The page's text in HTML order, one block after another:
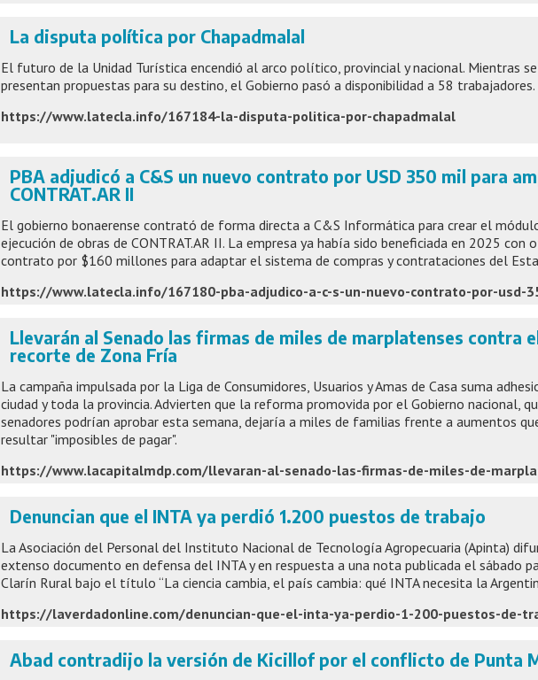
La disputa política por Chapadmalal
El futuro de la Unidad Turística encendió al arco político, provincial y nacional. Mientras se
presentan propuestas para su destino, el Gobierno pasó a disponibilidad a 58 trabajadores.
https://www.latecla.info/167184-la-disputa-politica-por-chapadmalal
PBA adjudicó a C&S un nuevo contrato por USD 350 mil para
CONTRAT.AR II
El gobierno bonaerense contrató de forma directa a C&S Informática para crear el
ejecución de obras de CONTRAT.AR II. La empresa ya había sido beneficiada en 2025 con
contrato por $160 millones para adaptar el sistema de compras y contrataciones del
Llevarán al Senado las firmas de miles de marplatenses contra
recorte de Zona Fría
La campaña impulsada por la Liga de Consumidores, Usuarios y Amas de Casa suma
ciudad y toda la provincia. Advierten que la reforma promovida por el Gobierno nacional,
senadores podrían aprobar esta semana, dejaría a miles de familias frente a aumentos
resultar "imposibles de pagar".
Denuncian que el INTA ya perdió 1.200 puestos de trabajo
La Asociación del Personal del Instituto Nacional de Tecnología Agropecuaria (Apinta)
extenso documento en defensa del INTA y en respuesta a una nota publicada el sábado
Clarín Rural bajo el título “La ciencia cambia, el país cambia: qué INTA necesita la
Abad contradijo la versión de Kicillof por el conflicto de Punta